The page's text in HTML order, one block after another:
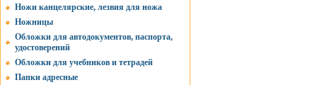
Ножи канцелярские, лезвия для ножа
Ножницы
Обложки для автодокументов, паспорта,
удостоверений
Обложки для учебников и тетрадей
Папки адресные